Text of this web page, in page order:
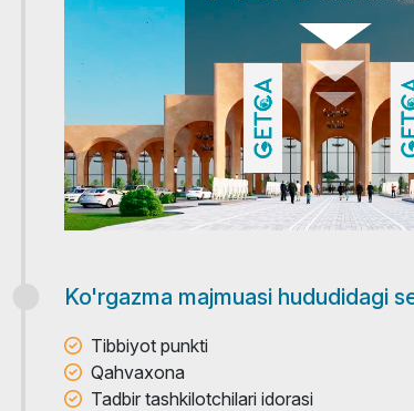
Ko'rgazma majmuasi hududidagi
Tibbiyot punkti
Qahvaxona
Tadbir tashkilotchilari idorasi